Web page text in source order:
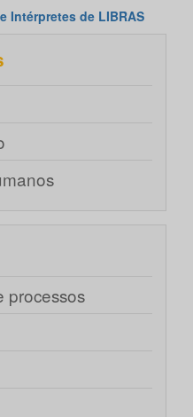
Intérpretes de LIBRAS
processos